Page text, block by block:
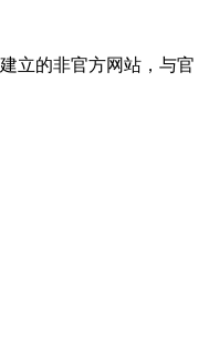
建立的非官方网站，与官